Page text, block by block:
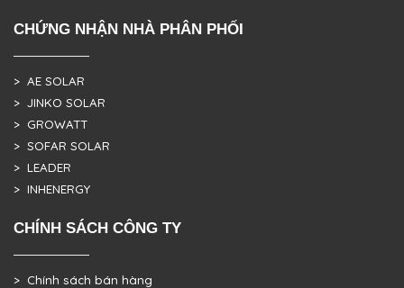
CHỨNG NHẬN NHÀ PHÂN PHỐI
> AE SOLAR
> JINKO SOLAR
> GROWATT
> SOFAR SOLAR
> LEADER
> INHENERGY
CHÍNH SÁCH CÔNG TY
> Chính sách bán hàng